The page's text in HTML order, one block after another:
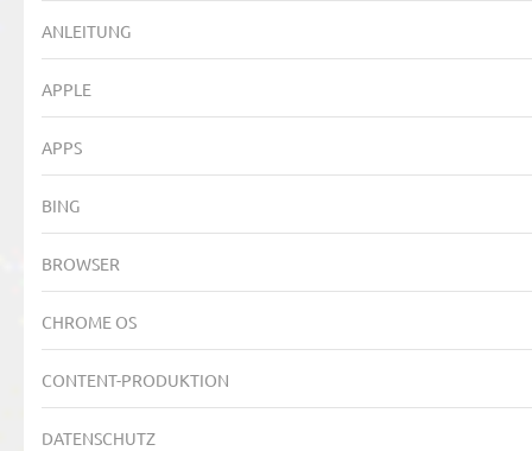
ANLEITUNG
APPLE
APPS
BING
BROWSER
CHROME OS
CONTENT-PRODUKTION
DATENSCHUTZ